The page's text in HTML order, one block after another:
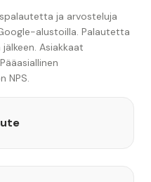
ja arvosteluja
alustoilla. Palautetta
Asiakkaat
NPS.